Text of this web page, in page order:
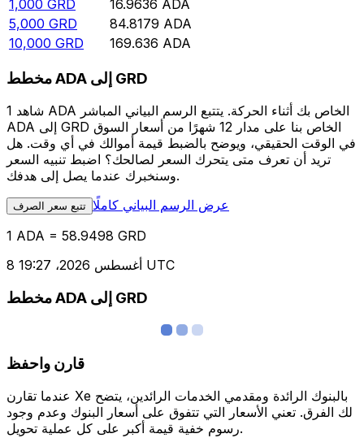
1,000 GRD 16.9636 ADA
5,000 GRD 84.8179 ADA
10,000 GRD 169.636 ADA
مخطط ADA إلى GRD
شاهد 1 ADA الخاص بك أثناء الحركة. يتتبع الرسم البياني المباشر
ADA إلى GRD الخاص بنا على مدار 12 شهرًا من أسعار السوق
في الوقت الحقيقي، ويوضح بالضبط قيمة أموالك في أي وقت. هل
تريد أن تعرف متى يتحرك السعر لصالحك؟ اضبط تنبيه السعر
وسنخبرك عندما يصل إلى هدفك.
تتبع سعر الصرف عرض الرسم البياني كاملًا
1 ADA = 58.9498 GRD
8 أغسطس 2026، 19:27 UTC
مخطط ADA إلى GRD
قارن واحفظ
عندما تقارن Xe بالبنوك الرائدة ومقدمي الخدمات الرائدين، يتضح
لك الفرق. تعني الأسعار التي تتفوق على أسعار البنوك وعدم وجود
رسوم خفية قيمة أكبر على كل عملية تحويل.